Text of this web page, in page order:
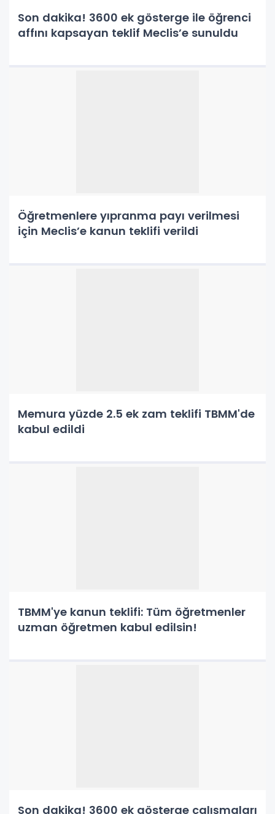
Son dakika! 3600 ek gösterge ile öğrenci
affını kapsayan teklif Meclis’e sunuldu
Öğretmenlere yıpranma payı verilmesi
için Meclis’e kanun teklifi verildi
Memura yüzde 2.5 ek zam teklifi TBMM'de
kabul edildi
TBMM'ye kanun teklifi: Tüm öğretmenler
uzman öğretmen kabul edilsin!
Son dakika! 3600 ek gösterge çalışmaları